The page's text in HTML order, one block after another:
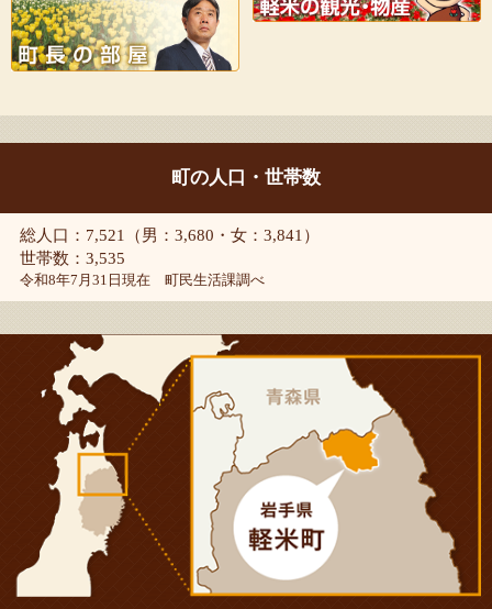
町の人口・世帯数
総人口：7,521（男：3,680・女：3,841）
世帯数：3,535
令和8年7月31日現在 町民生活課調べ